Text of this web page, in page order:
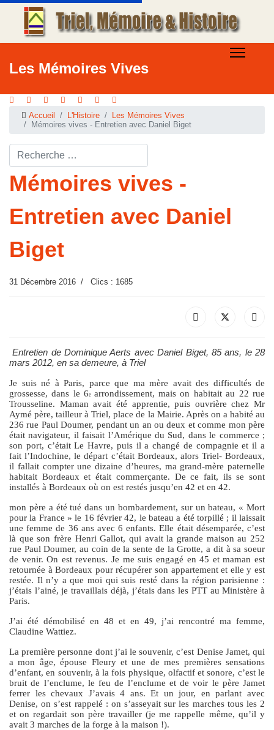
Les Mémoires Vives
Accueil L'Histoire
Les Mémoires Vives
Mémoires vives - Entretien avec Daniel Biget
Rechercher ...
Mémoires vives -
Entretien avec Daniel
Biget
31 Décembre 2016 Clics : 1685
Entretien de Dominique Aerts avec Daniel Biget, 85 ans, le 28
mars 2012, en sa demeure, à Triel
Je suis né à Paris, parce que ma mère avait des difficultés de
grossesse, dans le 6e arrondissement, mais on habitait au 22 rue
Trousseline. Maman avait été apprentie, puis ouvrière chez Mr
Aymé père, tailleur à Triel, place de la Mairie. Après on a habité au
236 rue Paul Doumer, pendant un an ou deux et comme mon père
était navigateur, il faisait l’Amérique du Sud, dans le commerce ;
son port, c’était Le Havre, puis il a changé de compagnie et il a
fait l’Indochine, le départ c’était Bordeaux, alors Triel- Bordeaux,
il fallait compter une dizaine d’heures, ma grand-mère paternelle
habitait Bordeaux et était commerçante. De ce fait, ils se sont
installés à Bordeaux où on est restés jusqu’en 42 et en 42.
mon père a été tué dans un bombardement, sur un bateau, « Mort
pour la France » le 16 février 42, le bateau a été torpillé ; il laissait
une femme de 36 ans avec 6 enfants. Elle était désemparée, c’est
là que son frère Henri Gallot, qui avait la grande maison au 252
rue Paul Doumer, au coin de la sente de la Grotte, a dit à sa soeur
de venir. On est revenus. Je me suis engagé en 45 et maman est
retournée à Bordeaux pour récupérer son appartement et elle y est
restée. Il n’y a que moi qui suis resté dans la région parisienne :
j’étais l’ainé, je travaillais déjà, j’étais dans les PTT au Ministère à
Paris.
J’ai été démobilisé en 48 et en 49, j’ai rencontré ma femme,
Claudine Wattiez.
La première personne dont j’ai le souvenir, c’est Denise Jamet, qui
a mon âge, épouse Fleury et une de mes premières sensations
d’enfant, en souvenir, à la fois physique, olfactif et sonore, c’est le
bruit de l’enclume, le feu de l’enclume et de voir le père Jamet
ferrer les chevaux J’avais 4 ans. Et un jour, en parlant avec
Denise, on s’est rappelé : on s’asseyait sur les marches tous les 2
et on regardait son père travailler (je me rappelle même, qu’il y
avait 3 marches de la forge à la maison !).